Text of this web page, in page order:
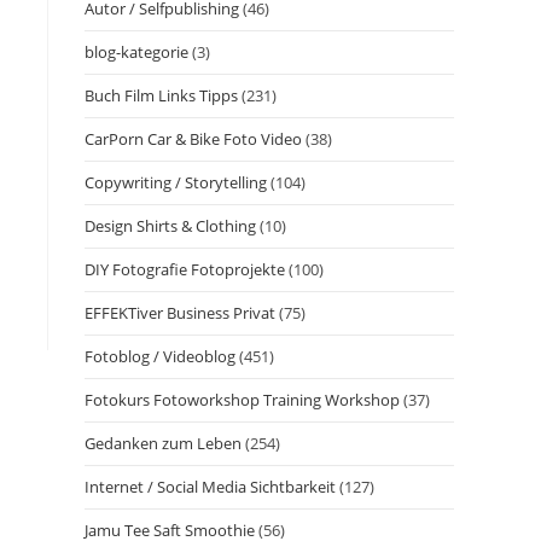
Autor / Selfpublishing(46)
blog-kategorie(3)
Buch Film Links Tipps(231)
CarPorn Car & Bike Foto Video (38)
Copywriting / Storytelling(104)
Design Shirts & Clothing(10)
DIY Fotografie Fotoprojekte(100)
EFFEKTiver Business Privat(75)
Fotoblog / Videoblog(451)
Fotokurs Fotoworkshop Training Workshop(37)
Gedanken zum Leben (254)
Internet / Social Media Sichtbarkeit(127)
Jamu Tee Saft Smoothie(56)